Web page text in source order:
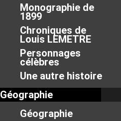
Monographie de
1899
Chroniques de
Louis LEMETRE
Personnages
célèbres
Une autre histoire
Géographie
Géographie